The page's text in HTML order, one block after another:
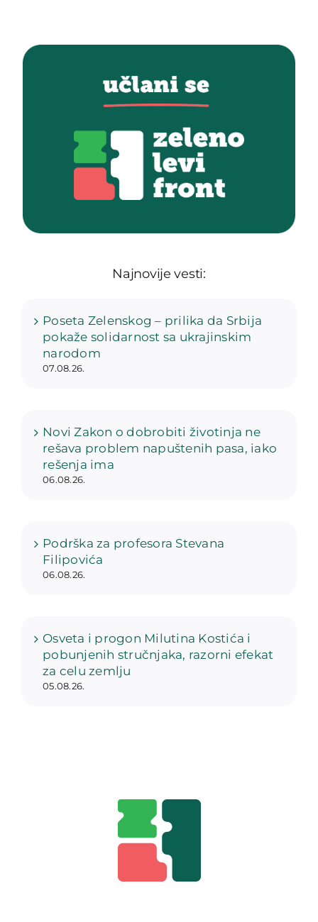
Najnovije vesti:
Poseta Zelenskog – prilika da Srbija
pokaže solidarnost sa ukrajinskim
narodom
07.08.26.
Novi Zakon o dobrobiti životinja ne
rešava problem napuštenih pasa, iako
rešenja ima
06.08.26.
Podrška za profesora Stevana
Filipovića
06.08.26.
Osveta i progon Milutina Kostića i
pobunjenih stručnjaka, razorni efekat
za celu zemlju
05.08.26.